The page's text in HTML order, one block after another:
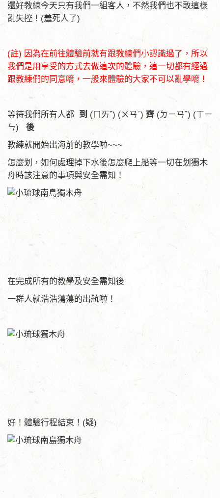
還好教練今天只有我們一組客人，不然我們也不敢這樣
亂失控！(羞死人了)
(註) 因為在前往體驗前就有跟教練們小認識過了，所以
我們是用享受的方式去做這次的體驗，這一切都有經過
跟教練們的同意唷，一般來體驗的大家不可以亂學唷！
等待我們所有人都 到 (ㄇㄞˇ) (ㄨㄢˊ) 齊 (ㄉㄧㄢˇ) (ㄒㄧ
ㄣ) 後
教練就開始出海前的教學啦~~~
怎麼划，如何處理掉下水後怎麼爬上船等一切在划獨木
舟時該注意的事項與安全需知！
在完成所有的教學及安全需知後
一群人就浩浩蕩蕩的出航啦！
好！體驗行程結束！(疑)